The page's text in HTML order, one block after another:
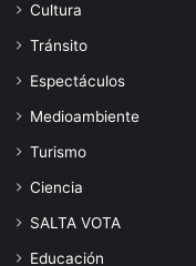
Cultura
Tránsito
Espectáculos
Medioambiente
Turismo
Ciencia
SALTA VOTA
Educación